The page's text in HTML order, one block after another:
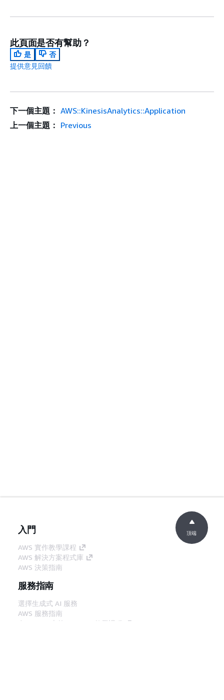
此頁面是否有幫助？
是
否
提供意見回饋
下一個主題： AWS::KinesisAnalytics::Application
上一個主題： Previous
入門
AWS 實作教學課程
AWS 解決方案程式庫
AWS 決策指南
服務指南
選擇生成式 AI 服務
AWS 服務指南
在 GitHub 上的 AWS CLI 教學課程
頂端